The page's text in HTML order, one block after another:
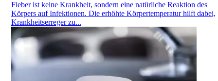
Fieber ist keine Krankheit, sondern eine natürliche Reaktion des
Körpers auf Infektionen. Die erhöhte Körpertemperatur hilft dabei,
Krankheitserreger zu...